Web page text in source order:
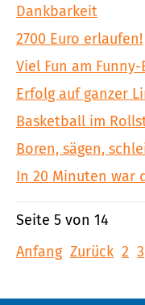
Dankbarkeit
2700 Euro erlaufen!
Viel Fun am
Erfolg auf ganzer
Basketball im
Boren, sägen,
In 20 Minuten war
Seite 5 von 14
Anfang Zurück 2 3